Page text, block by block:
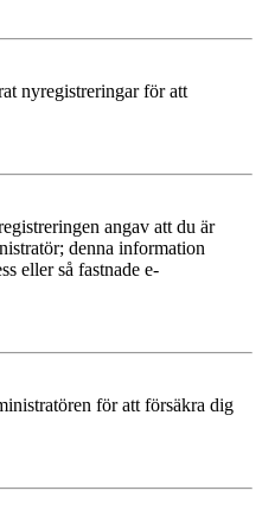
nyregistreringar för att
angav att du är
denna information
eller så fastnade e-
för att försäkra dig